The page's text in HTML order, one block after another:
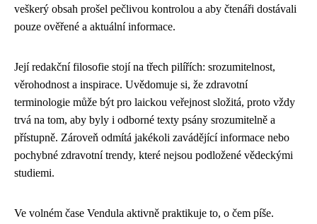
veškerý obsah prošel pečlivou kontrolou a aby čtenáři dostávali
pouze ověřené a aktuální informace.
Její redakční filosofie stojí na třech pilířích: srozumitelnost,
věrohodnost a inspirace. Uvědomuje si, že zdravotní
terminologie může být pro laickou veřejnost složitá, proto vždy
trvá na tom, aby byly i odborné texty psány srozumitelně a
přístupně. Zároveň odmítá jakékoli zavádějící informace nebo
pochybné zdravotní trendy, které nejsou podložené vědeckými
studiemi.
Ve volném čase Vendula aktivně praktikuje to, o čem píše.